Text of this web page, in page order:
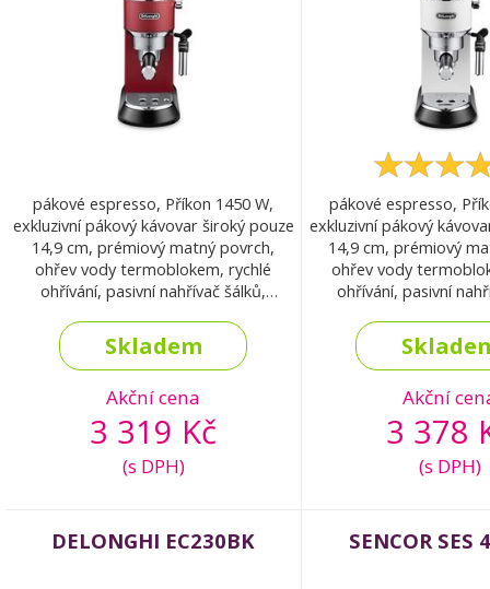
pákové espresso, Příkon 1450 W,
exkluzivní pákový kávovar široký pouze
14,9 cm, prémiový matný povrch,
ohřev vody termoblokem, rychlé
ohřívání, pasivní nahřívač šálků,
3 druhy filtrů, vyjímatelná nádržka s
kapacitou 1,2l.
Skladem
Akční cena
3 319 Kč
(s DPH)
pákové espresso,
exkluzivní pákový
14,9 cm, prémiový
ohřev vody
ohřívání, pasivní
3 druhy filtrů,
kapacitou
Akční
3 378
(s DPH)
DELONGHI EC230BK SENCOR SES